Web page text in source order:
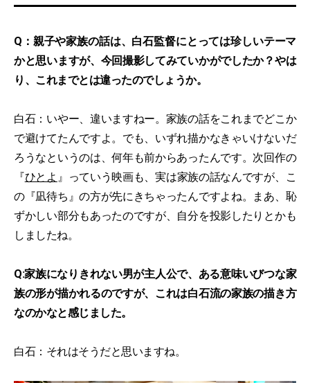
Q：親子や家族の話は、白石監督にとっては珍しいテーマ
かと思いますが、今回撮影してみていかがでしたか？やは
り、これまでとは違ったのでしょうか。
白石：いやー、違いますねー。家族の話をこれまでどこか
で避けてたんですよ。でも、いずれ描かなきゃいけないだ
ろうなというのは、何年も前からあったんです。次回作の
『ひとよ 』っていう映画も、実は家族の話なんですが、こ
の『凪待ち』の方が先にきちゃったんですよね。まあ、恥
ずかしい部分もあったのですが、自分を投影したりとかも
しましたね。
Q:家族になりきれない男が主人公で、ある意味いびつな家
族の形が描かれるのですが、これは白石流の家族の描き方
なのかなと感じました。
白石：それはそうだと思いますね。